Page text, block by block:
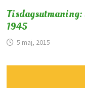
Tisdagsutmaning:
1945
5 maj, 2015